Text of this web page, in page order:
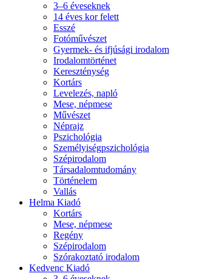
3–6 éveseknek
14 éves kor felett
Esszé
Fotóművészet
Gyermek- és ifjúsági irodalom
Irodalomtörténet
Kereszténység
Kortárs
Levelezés, napló
Mese, népmese
Művészet
Néprajz
Pszichológia
Személyiségpszichológia
Szépirodalom
Társadalomtudomány
Történelem
Vallás
Helma Kiadó
Kortárs
Mese, népmese
Regény
Szépirodalom
Szórakoztató irodalom
Kedvenc Kiadó